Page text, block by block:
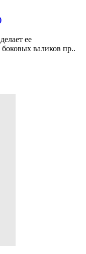
ее
валиков пр..